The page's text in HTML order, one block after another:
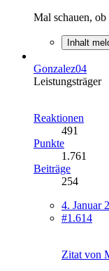
Mal schauen,
Inhalt
Gonzalez04
Leistungsträger
Reaktionen
491
Punkte
1.761
Beiträge
254
4. Januar
#1.614
Zitat von